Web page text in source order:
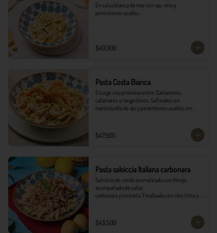
En salsa blanca de mar con ajo, vino y
pimentones asados.
$49.900
Pasta Costa Bianca
Escoge una proteína entre: Camarones,
calamares o langostinos. Salteados en
mantequilla de ajo y pimentones asados, en
$47.900
Pasta salsiccia Italiana carbonara
Salsiccia de cerdo aromatizada con hinojo,
acompañada de salsa
carbonara y tocineta. Finalizada con vino tinto y
$43.500